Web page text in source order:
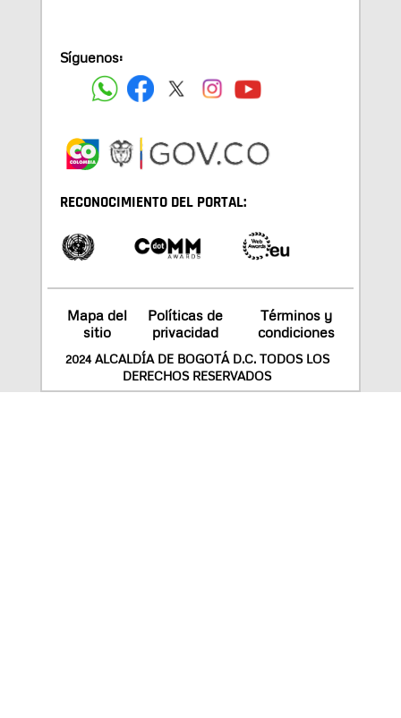
Síguenos:
RECONOCIMIENTO DEL PORTAL:
Mapa del
sitio
Políticas de
privacidad
Términos y
condiciones
2024 ALCALDÍA DE BOGOTÁ D.C. TODOS LOS
DERECHOS RESERVADOS